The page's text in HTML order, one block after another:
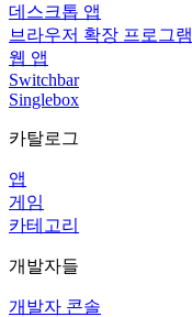
데스크톱 앱
브라우저 확장 프로그램
웹 앱
Switchbar
Singlebox
카탈로그
앱
게임
카테고리
개발자들
개발자 콘솔